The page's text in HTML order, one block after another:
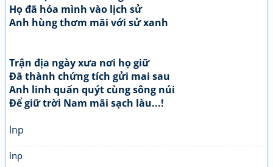
Họ đã hóa mình vào lịch sử
Anh hùng thơm mãi với sử xanh
Trận địa ngày xưa nơi họ giữ
Đã thành chứng tích gửi mai sau
Anh linh quấn quýt cùng sông núi
Để giữ trời Nam mãi sạch làu...!
lnp
lnp